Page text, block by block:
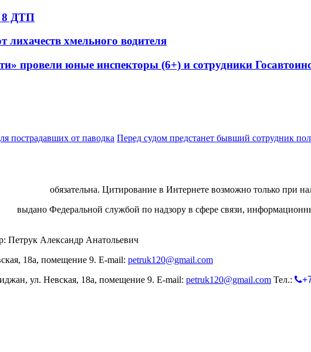
8 ДТП
хмельного водителя
провели юные инспекторы (6+) и сотрудники
пострадавших от паводка Перед судом предстанет бывший сотрудник
обязательна. Цитирование в Интернете возможно только при
выдано Федеральной службой по надзору в сфере связи,
Петрук Александр Анатольевич
18а, помещение 9. E-mail: petruk120@gmail.com
ул. Невская, 18а, помещение 9. E-mail: petruk120@gmail.com Тел.: